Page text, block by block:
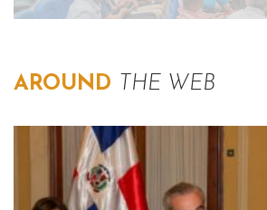
AROUND THE WEB